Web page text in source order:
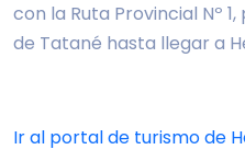
con la Ruta Provincial Nº
de Tatané hasta llegar a
Ir al portal de turismo de